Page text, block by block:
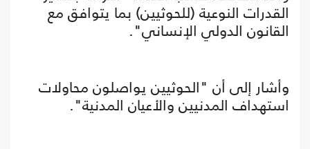
القدرات النوعية (للحوثيين) بما يتوافق مع
القانون الدولي الإنساني".
وأشار إلى أن "الحوثيين يواصلون محاولات
استهداف المدنيين والأعيان المدنية".